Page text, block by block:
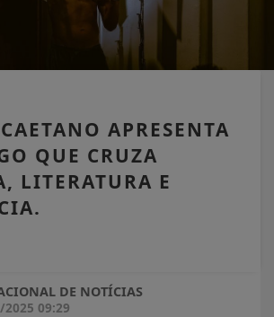
APRESENTA
QUE CRUZA
LITERATURA E
DE NOTÍCIAS
09:29